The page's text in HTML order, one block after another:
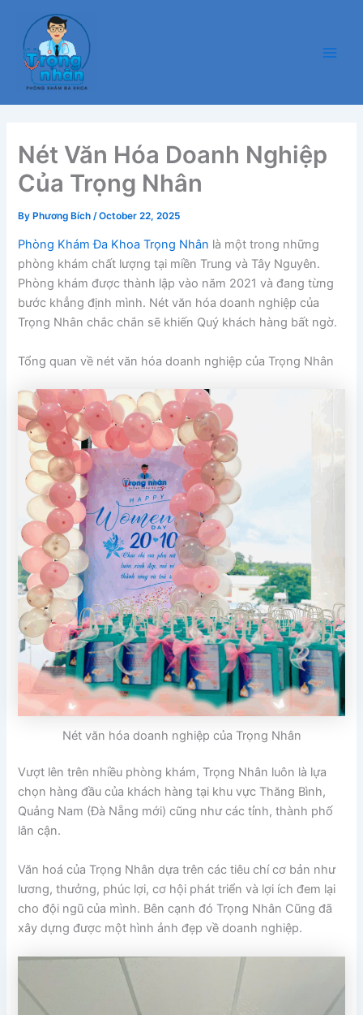
content
Nét Văn Hóa Doanh Nghiệp
Của Trọng Nhân
By Phương Bích/October 22, 2025
Phòng Khám Đa Khoa Trọng Nhân là một trong những
phòng khám chất lượng tại miền Trung và Tây Nguyên.
Phòng khám được thành lập vào năm 2021 và đang từng
bước khẳng định mình. Nét văn hóa doanh nghiệp của
Trọng Nhân chắc chắn sẽ khiến Quý khách hàng bất ngờ.
Tổng quan về nét văn hóa doanh nghiệp của Trọng Nhân
Nét văn hóa doanh nghiệp của Trọng Nhân
Vượt lên trên nhiều phòng khám, Trọng Nhân luôn là lựa
chọn hàng đầu của khách hàng tại khu vực Thăng Bình,
Quảng Nam (Đà Nẵng mới) cũng như các tỉnh, thành phố
lân cận.
Văn hoá của Trọng Nhân dựa trên các tiêu chí cơ bản như
lương, thưởng, phúc lợi, cơ hội phát triển và lợi ích đem lại
cho đội ngũ của mình. Bên cạnh đó Trọng Nhân Cũng đã
xây dựng được một hình ảnh đẹp về doanh nghiệp.